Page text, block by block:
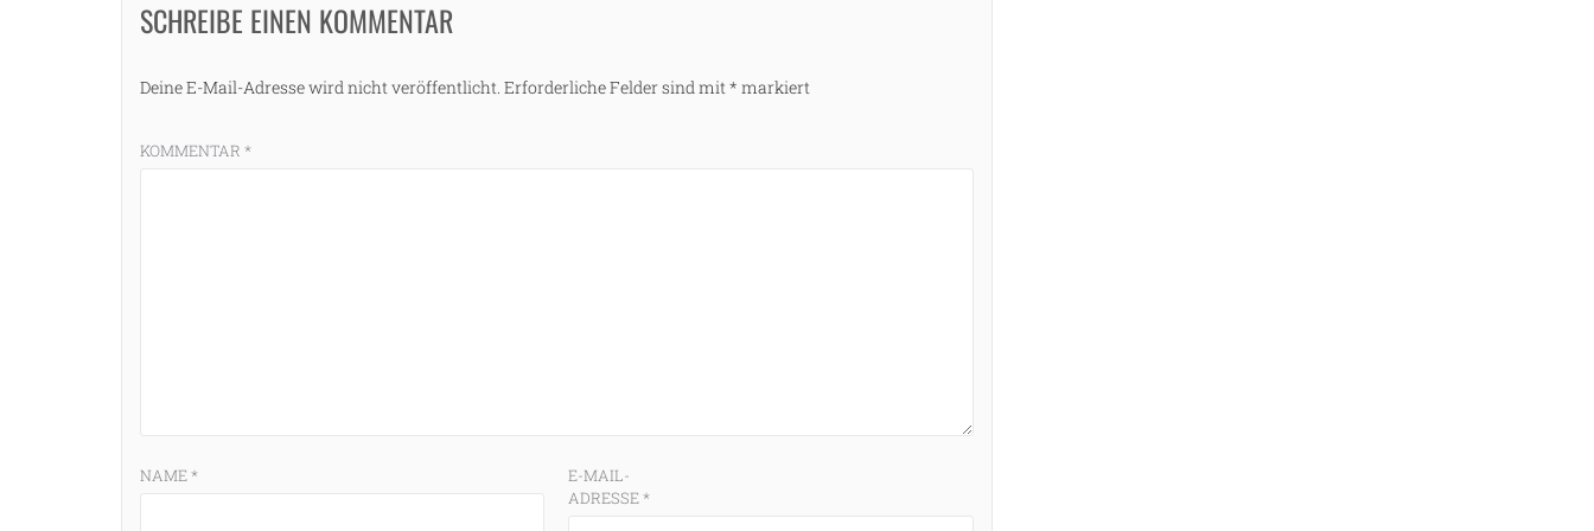
SCHREIBE EINEN KOMMENTAR
Deine E-Mail-Adresse wird nicht veröffentlicht. Erforderliche Felder sind mit* markiert
KOMMENTAR *
NAME*
E-MAIL-
ADRESSE*